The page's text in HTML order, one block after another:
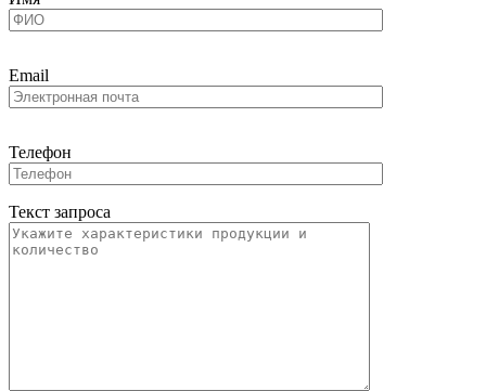
Email
Телефон
Текст запроса